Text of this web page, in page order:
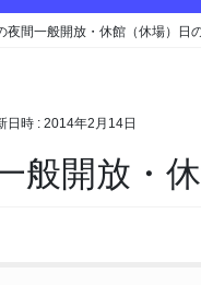
夜間一般開放・休館（休場）日
日時 : 2014年2月14日
般開放・